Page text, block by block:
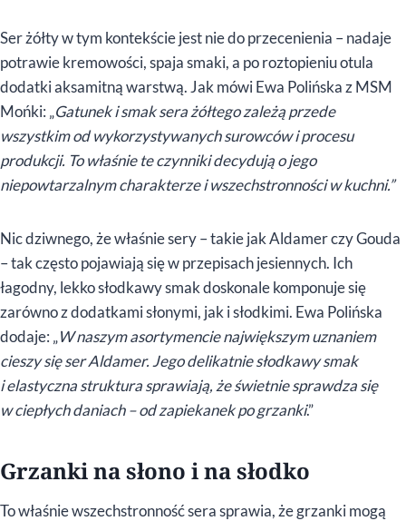
Ser żółty w tym kontekście jest nie do przecenienia – nadaje
potrawie kremowości, spaja smaki, a po roztopieniu otula
dodatki aksamitną warstwą. Jak mówi Ewa Polińska z MSM
Mońki: „Gatunek i smak sera żółtego zależą przede
wszystkim od wykorzystywanych surowców i procesu
produkcji. To właśnie te czynniki decydują o jego
niepowtarzalnym charakterze i wszechstronności w kuchni.”
Nic dziwnego, że właśnie sery – takie jak Aldamer czy Gouda
– tak często pojawiają się w przepisach jesiennych. Ich
łagodny, lekko słodkawy smak doskonale komponuje się
zarówno z dodatkami słonymi, jak i słodkimi. Ewa Polińska
dodaje: „W naszym asortymencie największym uznaniem
cieszy się ser Aldamer. Jego delikatnie słodkawy smak
i elastyczna struktura sprawiają, że świetnie sprawdza się
w ciepłych daniach – od zapiekanek po grzanki.”
Grzanki na słono i na słodko
To właśnie wszechstronność sera sprawia, że grzanki mogą